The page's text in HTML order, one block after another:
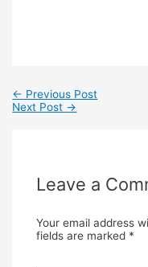
← Previous Post
Next Post →
Leave a
Your email address
fields are marked *